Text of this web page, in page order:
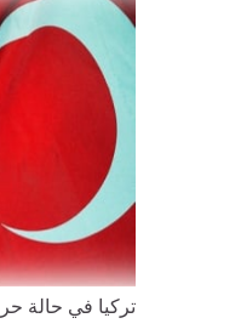
تركيا في حالة